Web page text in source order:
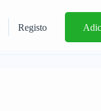
Registo